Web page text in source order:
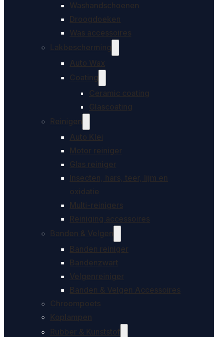
Washandschoenen
Droogdoeken
Was accessoires
Lakbescherming
Auto Wax
Coating
Ceramic coating
Glascoating
Reinigen
Auto Klei
Motor reiniger
Glas reiniger
Insecten, hars, teer, lijm en
oxidatie
Multi-reinigers
Reiniging accessoires
Banden & Velgen
Banden reiniger
Bandenzwart
Velgenreiniger
Banden & Velgen Accessoires
Chroompoets
Koplampen
Rubber & Kunststof